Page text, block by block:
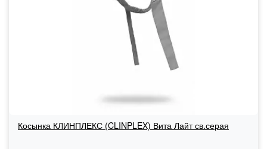
Косынка КЛИНПЛЕКС (CLINPLEX) Вита Лайт св.серая